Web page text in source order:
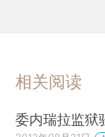
相关阅读
委内瑞拉监狱